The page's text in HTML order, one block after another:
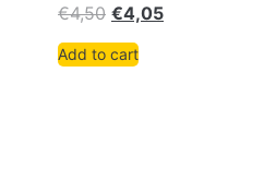
€4,50 €4,05
Add to cart